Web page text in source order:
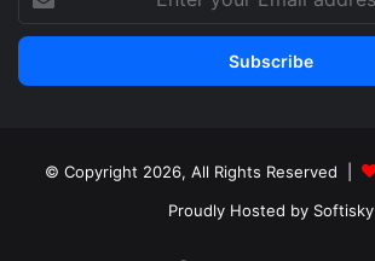
your
Email
© Copyright 2026, All Rights Reserved |
Proudly Hosted by Softisky